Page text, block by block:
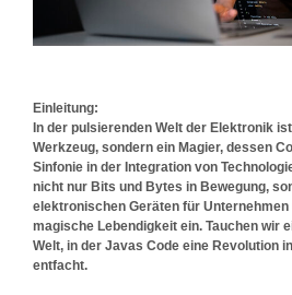
Einleitung:
In der pulsierenden Welt der Elektronik
Werkzeug, sondern ein Magier, dessen
Sinfonie in der Integration von
nicht nur Bits und Bytes in Bewegung,
elektronischen Geräten für
magische Lebendigkeit ein. Tauchen wir
Welt, in der Javas Code eine Revolution
entfacht.